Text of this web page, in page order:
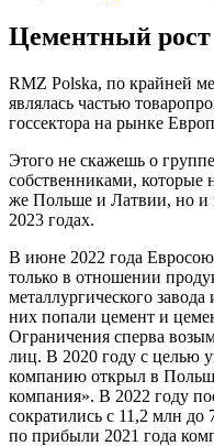
Цементный рост
RMZ Polska, по крайней
являлась частью
госсектора на рынке
Этого не скажешь о
собственниками, которые
же Польше и Латвии, но и
2023 годах.
В июне 2022 года
только в отношении
металлургического
них попали цемент и
Ограничения сперва
лиц. В 2020 году с целью
компанию открыл в
компания». В 2022 году
сократились с 11,2 млн до
по прибыли 2021 года